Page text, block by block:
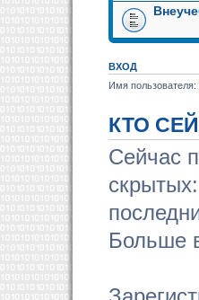
ВХОД
Имя пользователя:
КТО
Сейчас
Больше